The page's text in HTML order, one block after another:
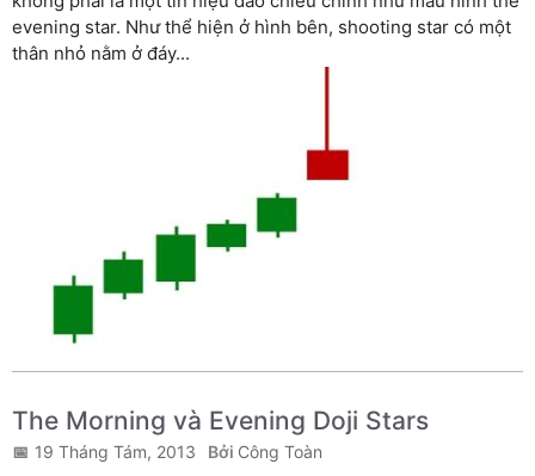
evening star. Như thể hiện ở hình bên, shooting star có một
thân nhỏ nằm ở đáy...
The Morning và Evening Doji Stars
19 Tháng Tám, 2013 Công Toàn